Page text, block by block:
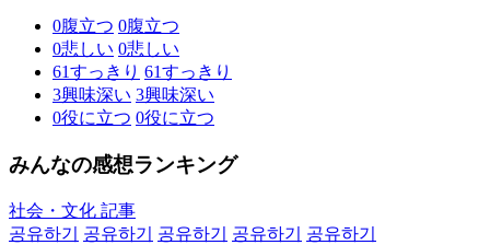
0腹立つ 0腹立つ
0悲しい 0悲しい
61すっきり 61すっきり
3興味深い 3興味深い
0役に立つ 0役に立つ
みんなの感想ランキング
社会・文化 記事
공유하기
공유하기 공유하기 공유하기
공유하기